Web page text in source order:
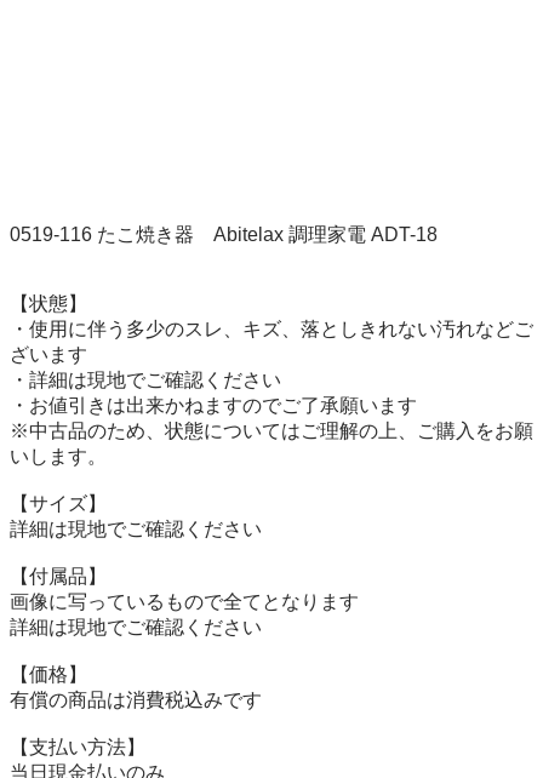
0519-116 たこ焼き器　Abitelax 調理家電 ADT-18
【状態】
・使用に伴う多少のスレ、キズ、落としきれない汚れなどご
ざいます
・詳細は現地でご確認ください
・お値引きは出来かねますのでご了承願います
※中古品のため、状態についてはご理解の上、ご購入をお願
いします。
【サイズ】
詳細は現地でご確認ください
【付属品】
画像に写っているもので全てとなります
詳細は現地でご確認ください
【価格】
有償の商品は消費税込みです
【⽀払い⽅法】
当⽇現⾦払いのみ